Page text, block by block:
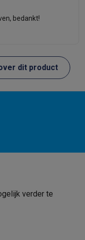
bedankt!
dit product
verder te